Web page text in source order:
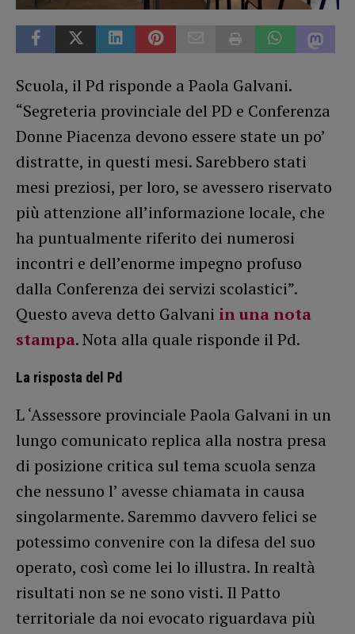
Scuola, il Pd risponde a Paola Galvani.
“Segreteria provinciale del PD e Conferenza
Donne Piacenza devono essere state un po’
distratte, in questi mesi. Sarebbero stati
mesi preziosi, per loro, se avessero riservato
più attenzione all’informazione locale, che
ha puntualmente riferito dei numerosi
incontri e dell’enorme impegno profuso
dalla Conferenza dei servizi scolastici”.
Questo aveva detto Galvani in una nota
stampa. Nota alla quale risponde il Pd.
La risposta del Pd
L ‘Assessore provinciale Paola Galvani in un
lungo comunicato replica alla nostra presa
di posizione critica sul tema scuola senza
che nessuno l’ avesse chiamata in causa
singolarmente. Saremmo davvero felici se
potessimo convenire con la difesa del suo
operato, così come lei lo illustra. In realtà
risultati non se ne sono visti. Il Patto
territoriale da noi evocato riguardava più